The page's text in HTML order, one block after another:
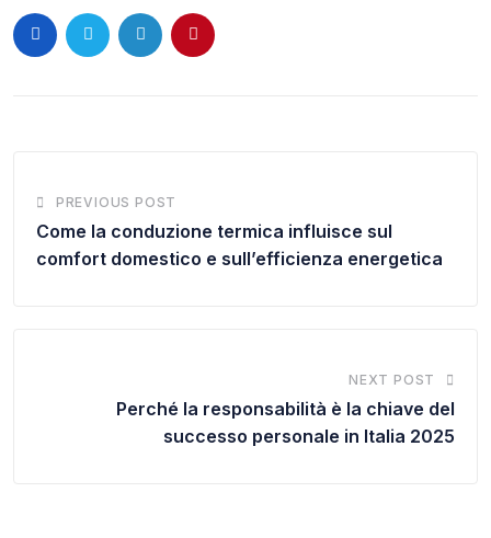
LinkedIn Pinterest
PREVIOUS POST
Come la conduzione termica influisce sul
comfort domestico e sull’efficienza energetica
NEXT POST
Perché la responsabilità è la chiave del
successo personale in Italia 2025